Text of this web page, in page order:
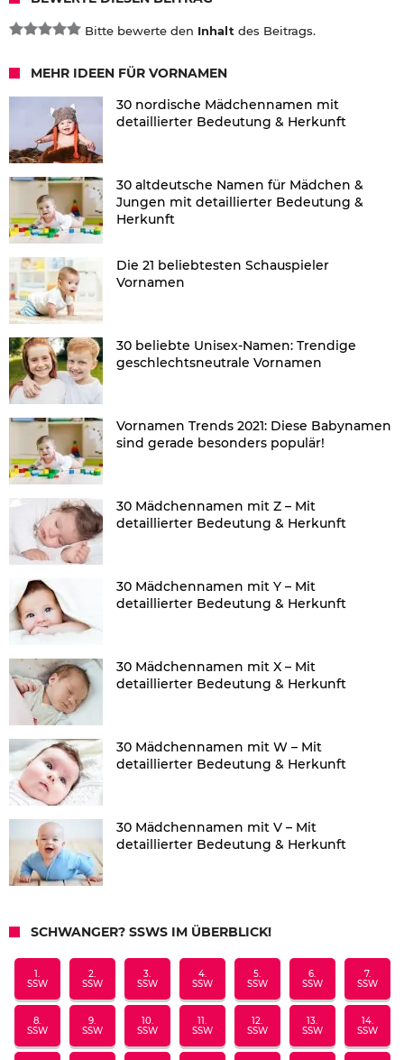
Bitte bewerte den Inhalt des Beitrags.
MEHR IDEEN FÜR VORNAMEN
30 nordische Mädchennamen mit
detaillierter Bedeutung & Herkunft
30 altdeutsche Namen für Mädchen &
Jungen mit detaillierter Bedeutung &
Herkunft
Die 21 beliebtesten Schauspieler
Vornamen
30 beliebte Unisex-Namen: Trendige
geschlechtsneutrale Vornamen
Vornamen Trends 2021: Diese Babynamen
sind gerade besonders populär!
30 Mädchennamen mit Z – Mit
detaillierter Bedeutung & Herkunft
30 Mädchennamen mit Y – Mit
detaillierter Bedeutung & Herkunft
30 Mädchennamen mit X – Mit
detaillierter Bedeutung & Herkunft
30 Mädchennamen mit W – Mit
detaillierter Bedeutung & Herkunft
30 Mädchennamen mit V – Mit
detaillierter Bedeutung & Herkunft
SCHWANGER? SSWS IM ÜBERBLICK!
1.
SSW
2.
SSW
3.
SSW
4.
SSW
5.
SSW
6.
SSW
7.
SSW
8.
SSW
9.
SSW
10.
SSW
11.
SSW
12.
SSW
13.
SSW
14.
SSW